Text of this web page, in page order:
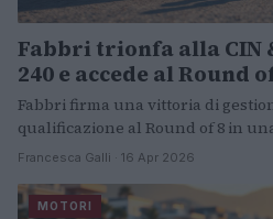
Fabbri trionfa alla CIN
240 e accede al Round
Fabbri firma una vittoria di
qualificazione al Round of 8 in
Francesca Galli · 16 Apr 2026
MOTORI